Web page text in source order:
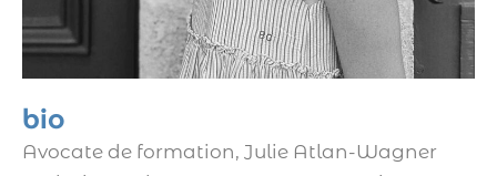
bio
Avocate de formation, Julie Atlan-Wagner